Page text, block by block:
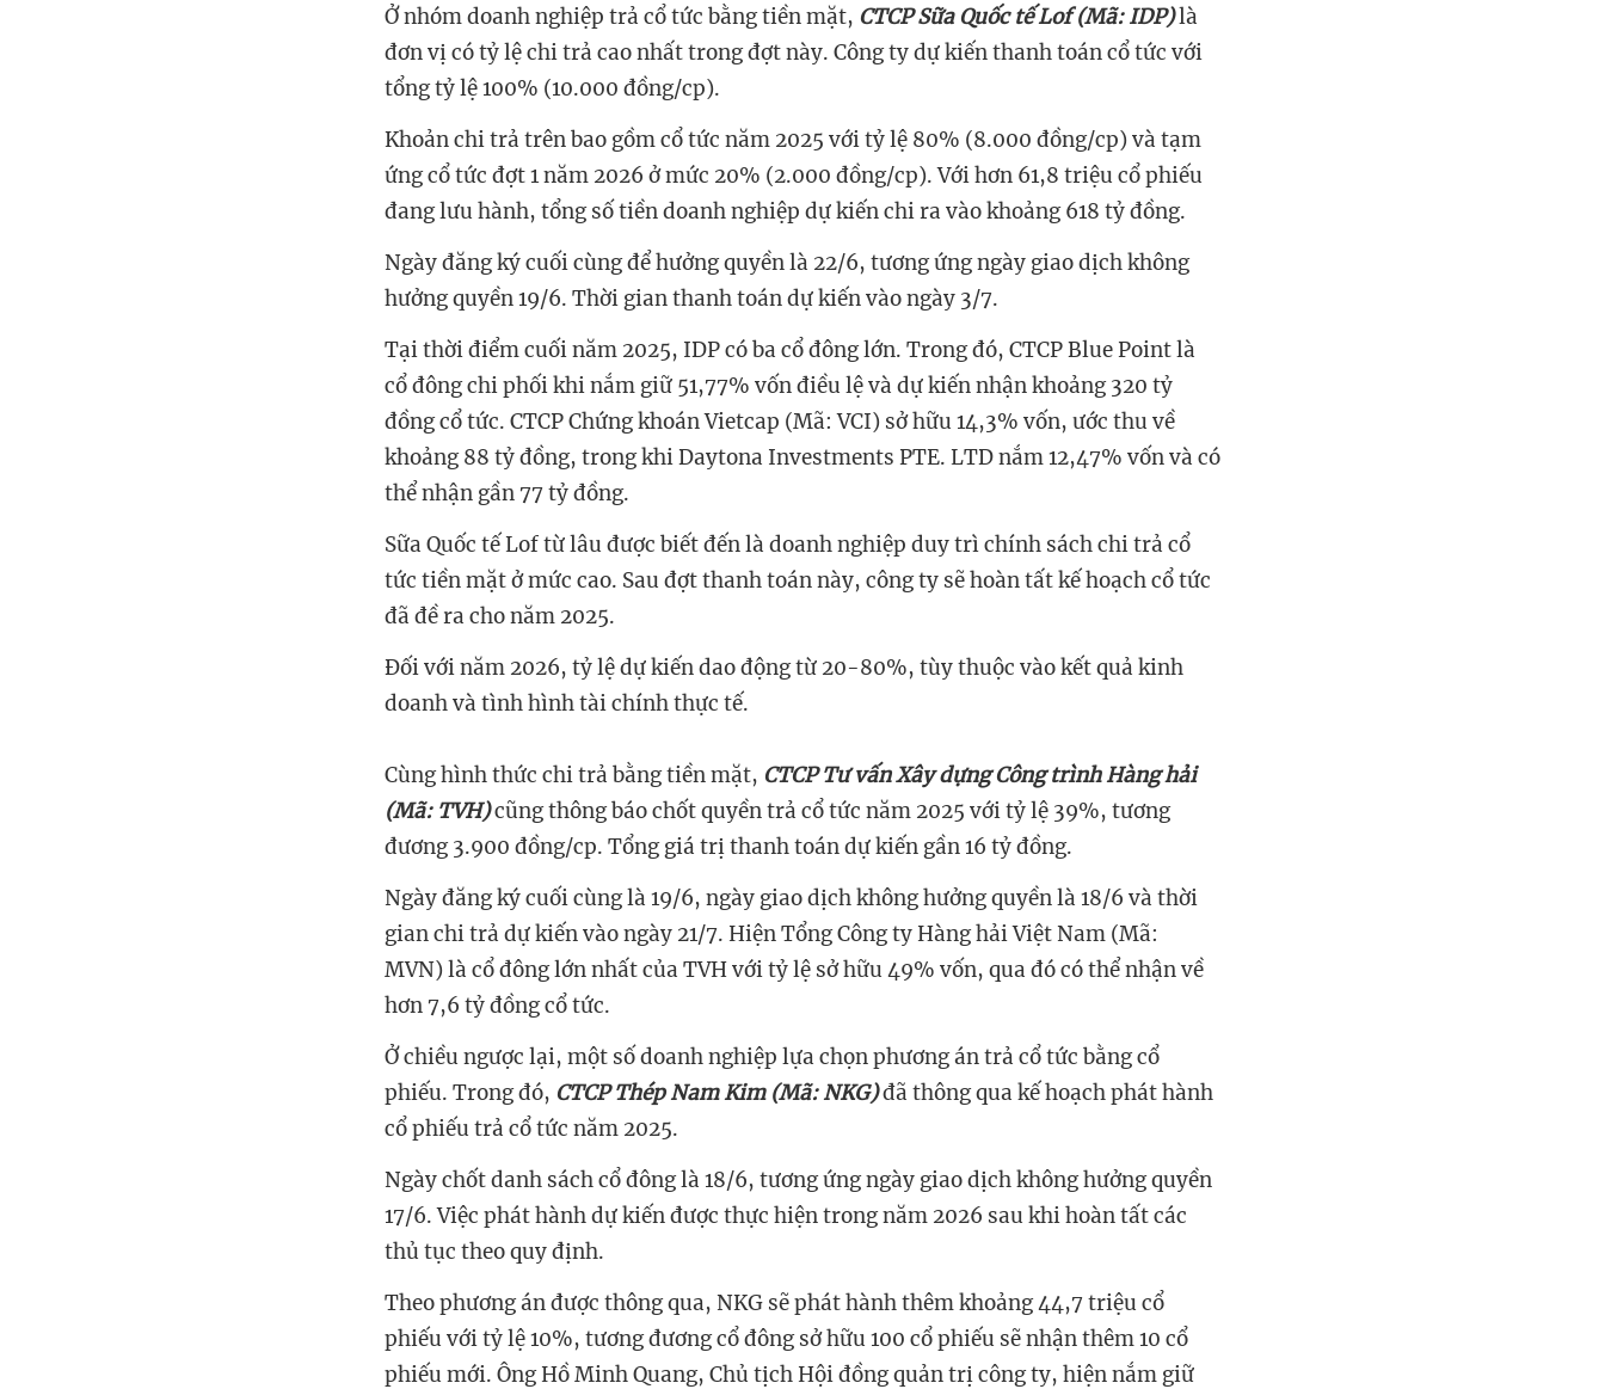
Ở nhóm doanh nghiệp trả cổ tức bằng tiền mặt, CTCP Sữa Quốc tế Lof (Mã: IDP)là
đơn vị có tỷ lệ chi trả cao nhất trong đợt này. Công ty dự kiến thanh toán cổ tức với
tổng tỷ lệ 100% (10.000 đồng/cp).
Khoản chi trả trên bao gồm cổ tức năm 2025 với tỷ lệ 80% (8.000 đồng/cp) và tạm
ứng cổ tức đợt 1 năm 2026 ở mức 20% (2.000 đồng/cp). Với hơn 61,8 triệu cổ phiếu
đang lưu hành, tổng số tiền doanh nghiệp dự kiến chi ra vào khoảng 618 tỷ đồng.
Ngày đăng ký cuối cùng để hưởng quyền là 22/6, tương ứng ngày giao dịch không
hưởng quyền 19/6. Thời gian thanh toán dự kiến vào ngày 3/7.
Tại thời điểm cuối năm 2025, IDP có ba cổ đông lớn. Trong đó, CTCP Blue Point là
cổ đông chi phối khi nắm giữ 51,77% vốn điều lệ và dự kiến nhận khoảng 320 tỷ
đồng cổ tức. CTCP Chứng khoán Vietcap (Mã: VCI) sở hữu 14,3% vốn, ước thu về
khoảng 88 tỷ đồng, trong khi Daytona Investments PTE. LTD nắm 12,47% vốn và có
thể nhận gần 77 tỷ đồng.
Sữa Quốc tế Lof từ lâu được biết đến là doanh nghiệp duy trì chính sách chi trả cổ
tức tiền mặt ở mức cao. Sau đợt thanh toán này, công ty sẽ hoàn tất kế hoạch cổ tức
đã đề ra cho năm 2025.
Đối với năm 2026, tỷ lệ dự kiến dao động từ 20-80%, tùy thuộc vào kết quả kinh
doanh và tình hình tài chính thực tế.
Cùng hình thức chi trả bằng tiền mặt, CTCP Tư vấn Xây dựng Công trình Hàng hải
(Mã: TVH)cũng thông báo chốt quyền trả cổ tức năm 2025 với tỷ lệ 39%, tương
đương 3.900 đồng/cp. Tổng giá trị thanh toán dự kiến gần 16 tỷ đồng.
Ngày đăng ký cuối cùng là 19/6, ngày giao dịch không hưởng quyền là 18/6 và thời
gian chi trả dự kiến vào ngày 21/7. Hiện Tổng Công ty Hàng hải Việt Nam (Mã:
MVN) là cổ đông lớn nhất của TVH với tỷ lệ sở hữu 49% vốn, qua đó có thể nhận về
hơn 7,6 tỷ đồng cổ tức.
Ở chiều ngược lại, một số doanh nghiệp lựa chọn phương án trả cổ tức bằng cổ
phiếu. Trong đó, CTCP Thép Nam Kim (Mã: NKG)đã thông qua kế hoạch phát hành
cổ phiếu trả cổ tức năm 2025.
Ngày chốt danh sách cổ đông là 18/6, tương ứng ngày giao dịch không hưởng quyền
17/6. Việc phát hành dự kiến được thực hiện trong năm 2026 sau khi hoàn tất các
thủ tục theo quy định.
Theo phương án được thông qua, NKG sẽ phát hành thêm khoảng 44,7 triệu cổ
phiếu với tỷ lệ 10%, tương đương cổ đông sở hữu 100 cổ phiếu sẽ nhận thêm 10 cổ
phiếu mới. Ông Hồ Minh Quang, Chủ tịch Hội đồng quản trị công ty, hiện nắm giữ